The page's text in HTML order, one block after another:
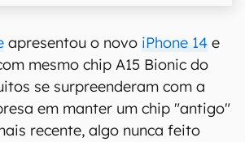
apresentou o novo iPhone 14 e
mesmo chip A15 Bionic do
se surpreenderam com a
em manter um chip "antigo"
recente, algo nunca feito